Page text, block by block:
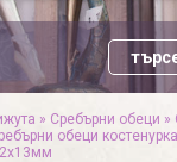
» Сребърни обеци »
обеци